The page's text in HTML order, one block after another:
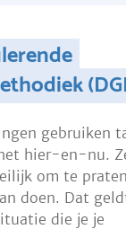
gebruiken
hier-en-nu.
om te praten
doen. Dat
die je je